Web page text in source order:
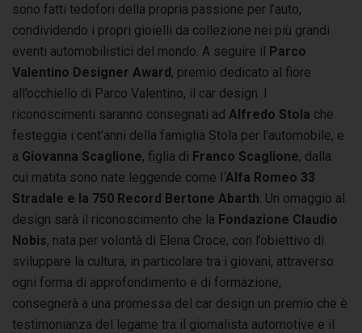
sono fatti tedofori della propria passione per l’auto,
condividendo i propri gioielli da collezione nei più grandi
eventi automobilistici del mondo. A seguire il Parco
Valentino Designer Award, premio dedicato al fiore
all’occhiello di Parco Valentino, il car design. I
riconoscimenti saranno consegnati ad Alfredo Stola che
festeggia i cent’anni della famiglia Stola per l’automobile, e
a Giovanna Scaglione, figlia di Franco Scaglione, dalla
cui matita sono nate leggende come l‘Alfa Romeo 33
Stradale e la 750 Record Bertone Abarth . Un omaggio al
design sarà il riconoscimento che la Fondazione Claudio
Nobis, nata per volontà di Elena Croce, con l’obiettivo di
sviluppare la cultura, in particolare tra i giovani, attraverso
ogni forma di approfondimento e di formazione,
consegnerà a una promessa del car design un premio che è
testimonianza del legame tra il giornalista automotive e il